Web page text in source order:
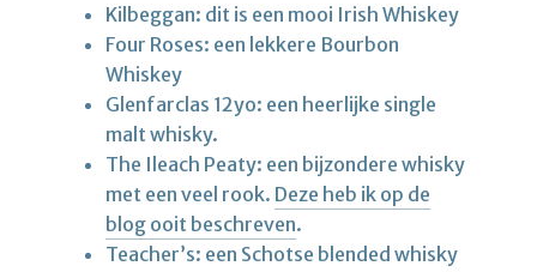
Kilbeggan: dit is een mooi Irish Whiskey
Four Roses: een lekkere Bourbon
Whiskey
Glenfarclas 12yo: een heerlijke single
malt whisky.
The Ileach Peaty: een bijzondere whisky
met een veel rook. Deze heb ik op de
blog ooit beschreven.
Teacher’s: een Schotse blended whisky